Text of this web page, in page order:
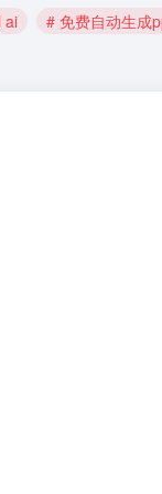
ai # 免费自动生成